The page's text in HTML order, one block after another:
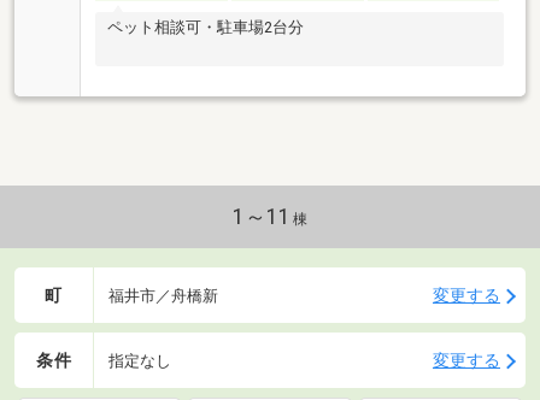
ペット相談可・駐車場2台分
1～11 棟
町 福井市／舟橋新 変更する
条件 指定なし 変更する